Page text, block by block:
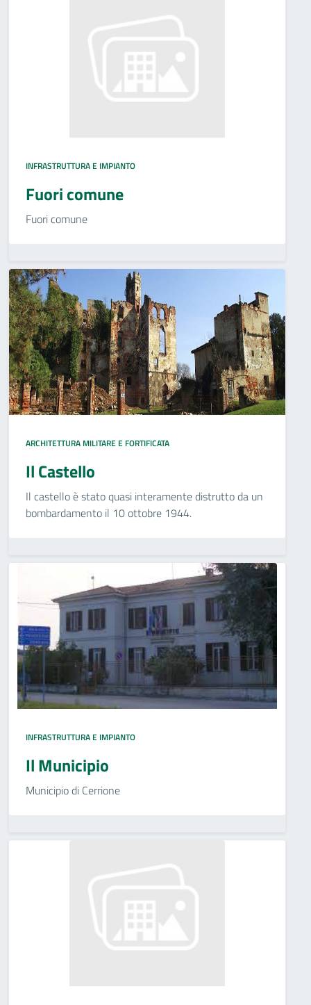
INFRASTRUTTURA E IMPIANTO
Fuori comune
Fuori comune
ARCHITETTURA MILITARE E FORTIFICATA
Il Castello
Il castello è stato quasi interamente distrutto da un
bombardamento il 10 ottobre 1944.
INFRASTRUTTURA E IMPIANTO
Il Municipio
Municipio di Cerrione